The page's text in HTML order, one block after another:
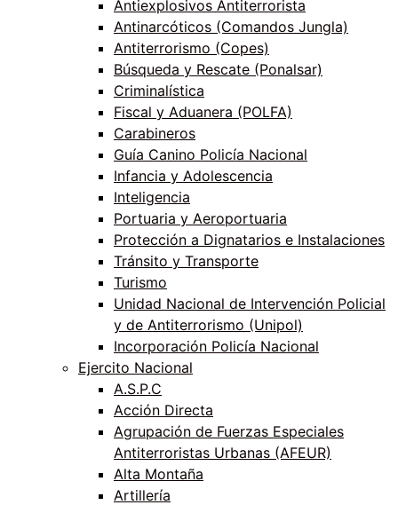
Antiexplosivos Antiterrorista
Antinarcóticos (Comandos Jungla)
Antiterrorismo (Copes)
Búsqueda y Rescate (Ponalsar)
Criminalística
Fiscal y Aduanera (POLFA)
Carabineros
Guía Canino Policía Nacional
Infancia y Adolescencia
Inteligencia
Portuaria y Aeroportuaria
Protección a Dignatarios e Instalaciones
Tránsito y Transporte
Turismo
Unidad Nacional de Intervención Policial
y de Antiterrorismo (Unipol)
Incorporación Policía Nacional
Ejercito Nacional
A.S.P.C
Acción Directa
Agrupación de Fuerzas Especiales
Antiterroristas Urbanas (AFEUR)
Alta Montaña
Artillería